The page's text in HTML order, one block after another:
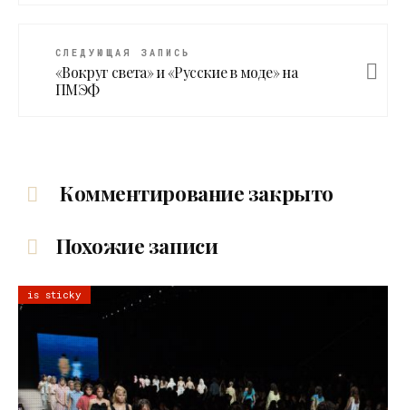
СЛЕДУЮЩАЯ ЗАПИСЬ
«Вокруг света» и «Русские в моде» на
ПМЭФ
Комментирование закрыто
Похожие записи
is sticky